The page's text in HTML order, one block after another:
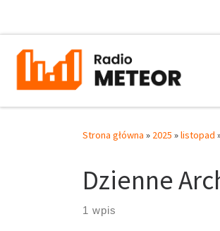
Strona główna » 2025 »listopad
Dzienne
1 wpis